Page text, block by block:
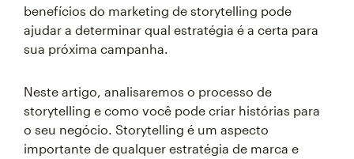
benefícios do marketing de storytelling pode
ajudar a determinar qual estratégia é a certa para
sua próxima campanha.
Neste artigo, analisaremos o processo de
storytelling e como você pode criar histórias para
o seu negócio. Storytelling é um aspecto
importante de qualquer estratégia de marca e